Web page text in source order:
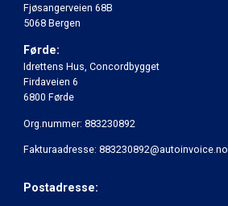
Fjøsangerveien 68B
5068 Bergen
Førde:
Idrettens Hus, Concordbygget
Firdaveien 6
6800 Førde
Org.nummer: 883230892
Fakturaadresse: 883230892@autoinvoice.no
Postadresse: